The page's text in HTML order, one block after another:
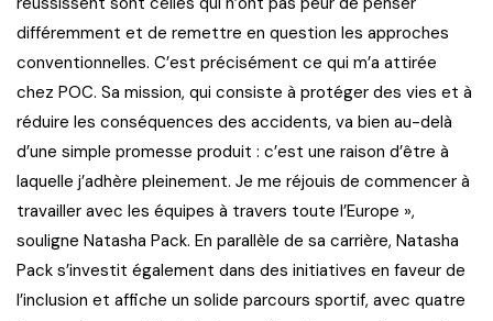
différemment et de remettre en question les approches
conventionnelles. C’est précisément ce qui m’a attirée
chez POC. Sa mission, qui consiste à protéger des vies et à
réduire les conséquences des accidents, va bien au-delà
d’une simple promesse produit : c’est une raison d’être à
laquelle j’adhère pleinement. Je me réjouis de commencer à
travailler avec les équipes à travers toute l’Europe »,
souligne Natasha Pack. En parallèle de sa carrière, Natasha
Pack s’investit également dans des initiatives en faveur de
l’inclusion et affiche un solide parcours sportif, avec quatre